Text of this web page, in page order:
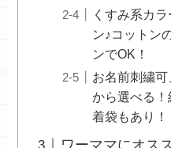
くすみ系カ
ン♪コットン
ンでOK！
お名前刺繍
から選べる
着袋もあり！